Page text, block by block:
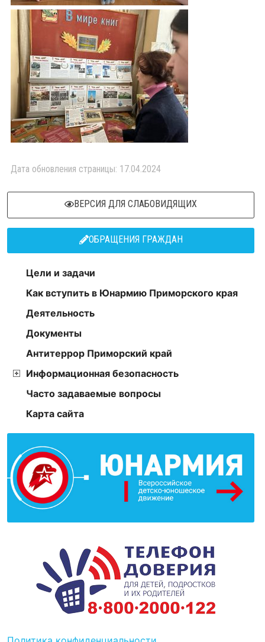
Дата обновления страницы: 17.04.2024
ВЕРСИЯ ДЛЯ СЛАБОВИДЯЩИХ
ОБРАЩЕНИЯ ГРАЖДАН
Цели и задачи
Как вступить в Юнармию Приморского края
Деятельность
Документы
Антитеррор Приморский край
Информационная безопасность
Часто задаваемые вопросы
Карта сайта